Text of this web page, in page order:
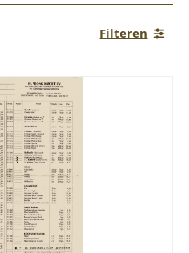
Filteren